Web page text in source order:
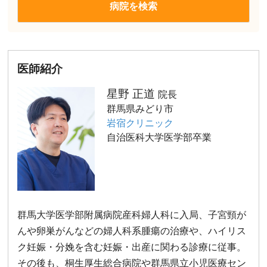
医師紹介
星野 正道 院長
群馬県みどり市
岩宿クリニック
自治医科大学医学部卒業
群馬大学医学部附属病院産科婦人科に入局、子宮頸が
んや卵巣がんなどの婦人科系腫瘍の治療や、ハイリス
ク妊娠・分娩を含む妊娠・出産に関わる診療に従事。
その後も、桐生厚生総合病院や群馬県立小児医療セン